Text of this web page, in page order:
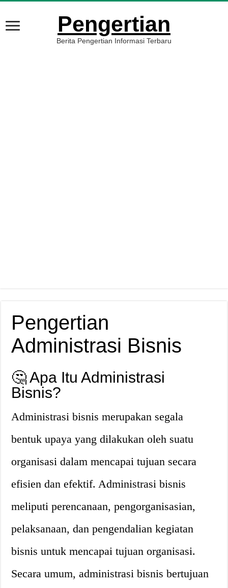
Pengertian
Berita Pengertian Informasi Terbaru
Pengertian
Administrasi Bisnis
🤔 Apa Itu Administrasi
Bisnis?
Administrasi bisnis merupakan segala
bentuk upaya yang dilakukan oleh suatu
organisasi dalam mencapai tujuan secara
efisien dan efektif. Administrasi bisnis
meliputi perencanaan, pengorganisasian,
pelaksanaan, dan pengendalian kegiatan
bisnis untuk mencapai tujuan organisasi.
Secara umum, administrasi bisnis bertujuan